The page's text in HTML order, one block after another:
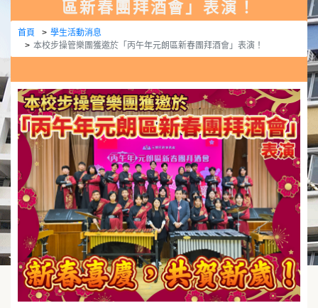
區新春團拜酒會」表演！
首頁
學生活動消息
本校步操管樂團獲邀於「丙午年元朗區新春團拜酒會」表演！